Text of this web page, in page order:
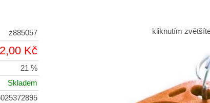
kliknutím
z885057
Kč
21 %
Skladem